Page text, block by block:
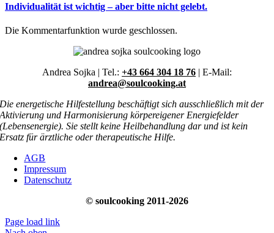
Individualität ist wichtig – aber bitte nicht gelebt.
Die Kommentarfunktion wurde geschlossen.
Andrea Sojka | Tel.: +43 664 304 18 76 | E-Mail:
andrea@soulcooking.at
Die energetische Hilfestellung beschäftigt sich ausschließlich mit der
Aktivierung und Harmonisierung körpereigener Energiefelder
(Lebensenergie). Sie stellt keine Heilbehandlung dar und ist kein
Ersatz für ärztliche oder therapeutische Hilfe.
AGB
Impressum
Datenschutz
© soulcooking 2011-2026
Page load link